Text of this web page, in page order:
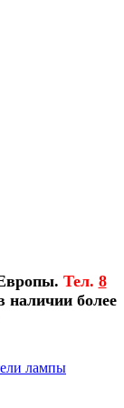
Тел. 8
более
лампы